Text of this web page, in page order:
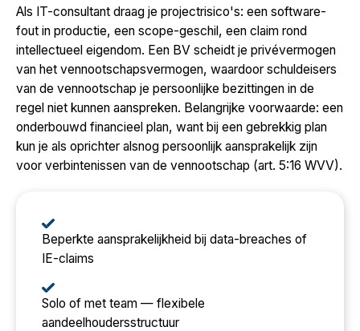
Als IT-consultant draag je projectrisico's: een software-
fout in productie, een scope-geschil, een claim rond
intellectueel eigendom. Een BV scheidt je privévermogen
van het vennootschapsvermogen, waardoor schuldeisers
van de vennootschap je persoonlijke bezittingen in de
regel niet kunnen aanspreken. Belangrijke voorwaarde: een
onderbouwd financieel plan, want bij een gebrekkig plan
kun je als oprichter alsnog persoonlijk aansprakelijk zijn
voor verbintenissen van de vennootschap (art. 5:16 WVV).
Beperkte aansprakelijkheid bij data-breaches of
IE-claims
Solo of met team — flexibele
aandeelhoudersstructuur